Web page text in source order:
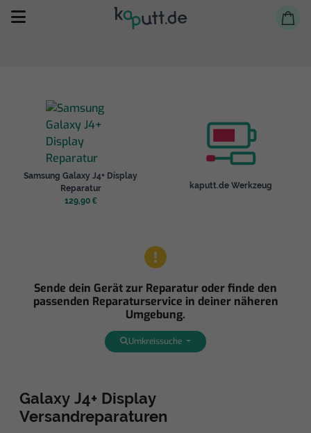
Selbst reparieren
Reparieren lassen
Samsung Galaxy J4+ Display
Reparatur
129,90 €
kaputt.de Werkzeug
Sende dein Gerät zur Reparatur oder finde den
passenden Reparaturservice in deiner näheren
Umgebung.
Umkreissuche
Galaxy J4+ Display
Versandreparaturen